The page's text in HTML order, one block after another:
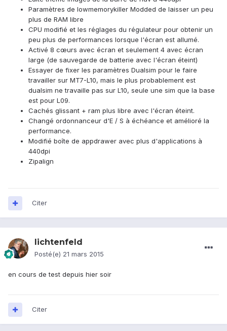
Paramètres de lowmemorykiller Modded de laisser un peu
plus de RAM libre
CPU modifié et les réglages du régulateur pour obtenir un
peu plus de performances lorsque l'écran est allumé.
Activé 8 cœurs avec écran et seulement 4 avec écran
large (de sauvegarde de batterie avec l'écran éteint)
Essayer de fixer les paramètres Dualsim pour le faire
travailler sur MT7-L10, mais le plus probablement est
dualsim ne travaille pas sur L10, seule une sim que la base
est pour L09.
Cachés glissant + ram plus libre avec l'écran éteint.
Changé ordonnanceur d'E / S à échéance et amélioré la
performance.
Modifié boîte de appdrawer avec plus d'applications à
440dpi
Zipalign
Citer
lichtenfeld
Posté(e) 21 mars 2015
en cours de test depuis hier soir
Citer